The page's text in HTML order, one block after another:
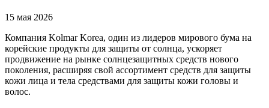
15 мая 2026
Компания Kolmar Korea, один из лидеров мирового бума на
корейские продукты для защиты от солнца, ускоряет
продвижение на рынке солнцезащитных средств нового
поколения, расширяя свой ассортимент средств для защиты
кожи лица и тела средствами для защиты кожи головы и
волос.